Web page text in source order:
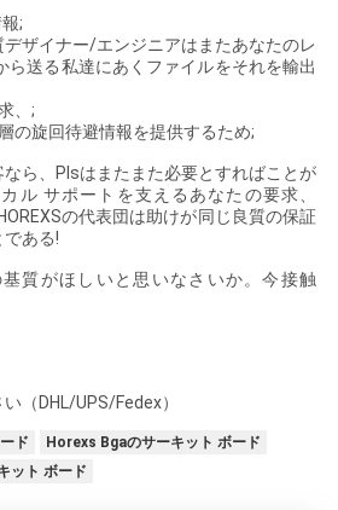
;
ザイナー/エンジニアはまたあなたのレ
ら送る私達にあくファイルをそれを輸出
、;
の旋回待避情報を提供するため;
ら、Plsはまたまた必要とすればことが
ル サポートを支えるあなたの要求、
の代表団は助けが同じ良質の保証
ある!
質がほしいと思いなさいか。今接触
（DHL/UPS/Fedex）
ド
Horexs Bgaのサーキット ボード
ット ボード